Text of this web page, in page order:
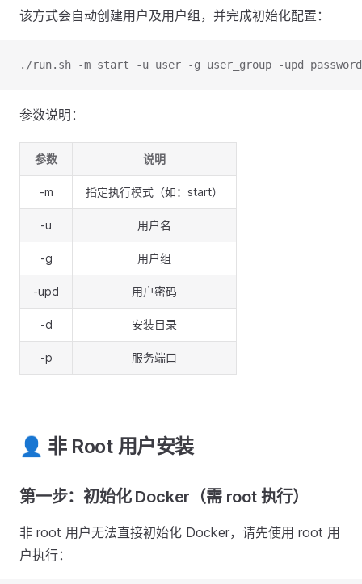
该方式会自动创建用户及用户组，并完成初始化配置：
./run.sh -m start -u user -g user_group -upd
参数说明：
参数 说明
-m 指定执行模式（如：start）
-u 用户名
-g 用户组
-upd 用户密码
-d 安装目录
-p 服务端口
👤 非 Root 用户安装
第一步：初始化 Docker（需 root 执行）
非 root 用户无法直接初始化 Docker，请先使用 root 用
户执行：